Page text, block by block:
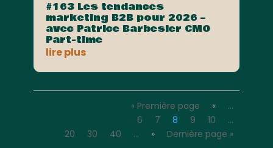
#163 Les tendances
marketing B2B pour 2026 –
avec Patrice Barbesier CMO
Part-time
lire plus
« Première page «
…
6
7 8 9 10
…
20
30 40 … » Dernière page »